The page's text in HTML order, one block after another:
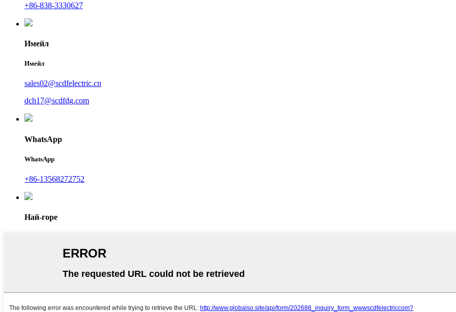
+86-838-3330627
Имейл
Имейл
sales02@scdfelectric.cn
dch17@scdfdg.com
WhatsApp
WhatsApp
+86-13568272752
Най-горе